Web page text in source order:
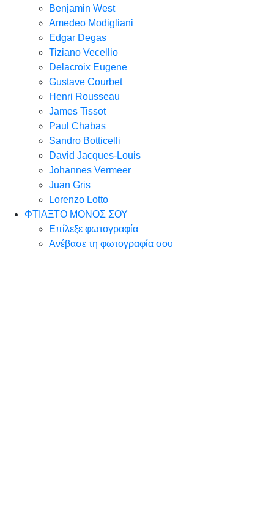
Benjamin West
Amedeo Modigliani
Edgar Degas
Tiziano Vecellio
Delacroix Eugene
Gustave Courbet
Henri Rousseau
James Tissot
Paul Chabas
Sandro Botticelli
David Jacques-Louis
Johannes Vermeer
Juan Gris
Lorenzo Lotto
ΦΤΙΑΞΤΟ ΜΟΝΟΣ ΣΟΥ
Επίλεξε φωτογραφία
Ανέβασε τη φωτογραφία σου